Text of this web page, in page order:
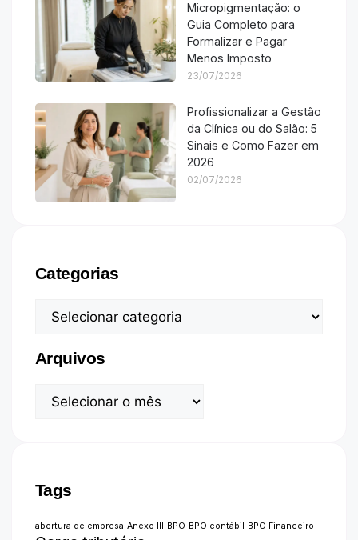
Micropigmentação: o
Guia Completo para
Formalizar e Pagar
Menos Imposto
23/07/2026
Profissionalizar a Gestão
da Clínica ou do Salão: 5
Sinais e Como Fazer em
2026
02/07/2026
Categorias
Arquivos
Tags
abertura de empresa Anexo III BPO BPO contábil BPO Financeiro